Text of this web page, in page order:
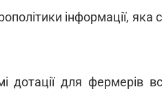
інформації,
дотації для фермерів